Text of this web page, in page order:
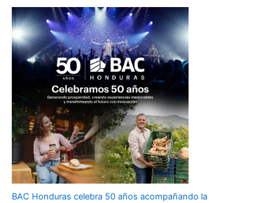
BAC Honduras celebra 50 años acompañando la